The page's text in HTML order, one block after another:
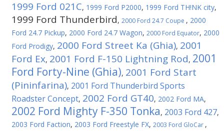
1999 Ford 021C, 1999 Ford P2000, 1999 Ford TH!NK city,
1999 Ford Thunderbird, 2000 Ford 24.7 Coupe , 2000
Ford 24.7 Pickup, 2000 Ford 24.7 Wagon, 2000 Ford Equator, 2000
Ford Prodigy, 2000 Ford Street Ka (Ghia), 2001
Ford Ex, 2001 Ford F-150 Lightning Rod, 2001
Ford Forty-Nine (Ghia), 2001 Ford Start
(Pininfarina), 2001 Ford Thunderbird Sports
Roadster Concept, 2002 Ford GT40, 2002 Ford MA,
2002 Ford Mighty F-350 Tonka, 2003 Ford 427,
2003 Ford Faction, 2003 Ford Freestyle FX, 2003 Ford GloCar ,